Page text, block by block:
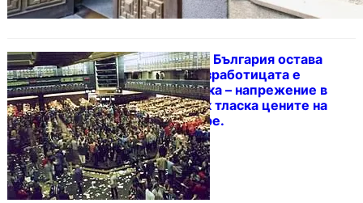
Инфлацията в България остава
висока, но безработицата е
рекордно ниска – напрежение в
Близкия изток тласка цените на
петрола нагоре.